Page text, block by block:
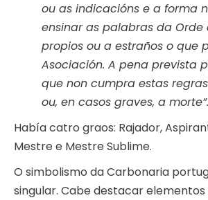
ou as indicacións e a forma
ensinar as palabras da
propios ou a estraños o que
Asociación. A pena prevista
que non cumpra estas
ou, en casos graves, a morte”.
Había catro graos: Rajador,
Mestre e Mestre Sublime.
O simbolismo da Carbonaria
singular. Cabe destacar